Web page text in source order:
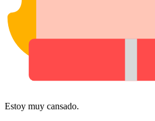
Estoy muy cansado.